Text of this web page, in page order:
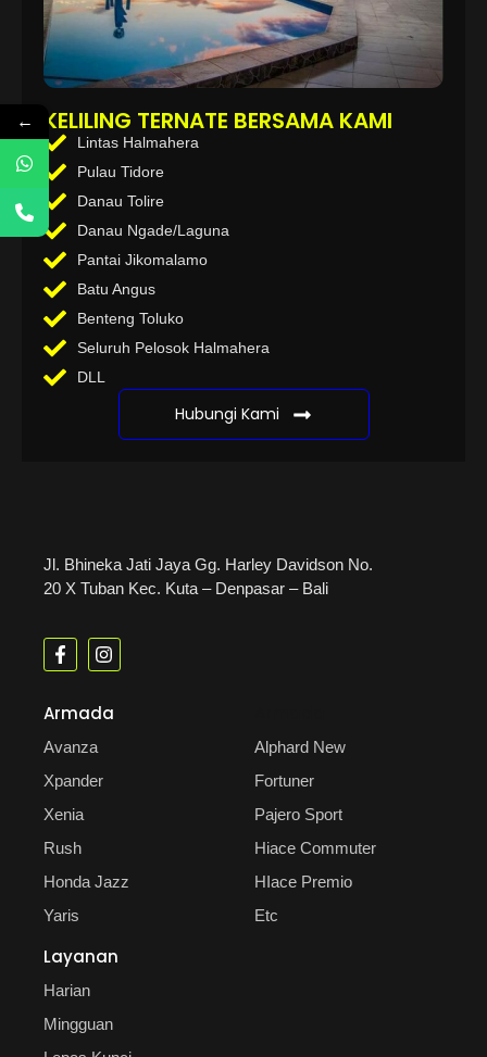
KELILING TERNATE BERSAMA KAMI
Lintas Halmahera
Pulau Tidore
Danau Tolire
Danau Ngade/Laguna
Pantai Jikomalamo
Batu Angus
Benteng Toluko
Seluruh Pelosok Halmahera
DLL
Hubungi Kami
Jl. Bhineka Jati Jaya Gg. Harley Davidson No.
20 X Tuban Kec. Kuta – Denpasar – Bali
Armada
Avanza
Xpander
Xenia
Rush
Honda Jazz
Yaris
Alphard New
Fortuner
Pajero Sport
Hiace Commuter
HIace Premio
Etc
Layanan
Harian
Mingguan
←